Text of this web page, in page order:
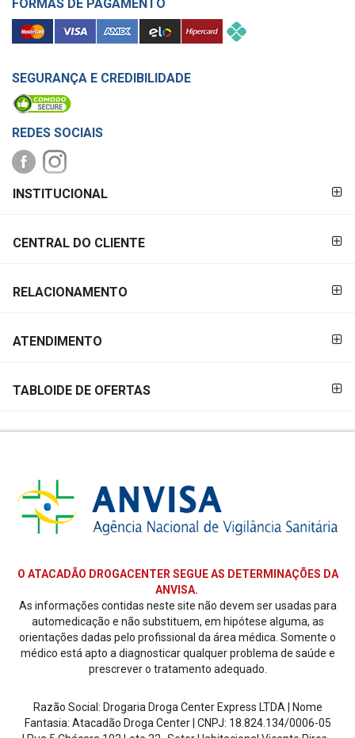
FORMAS DE PAGAMENTO
SEGURANÇA E CREDIBILIDADE
REDES SOCIAIS
PAGAMENTO
INSTITUCIONAL
CENTRAL DO CLIENTE
RELACIONAMENTO
ATENDIMENTO
TABLOIDE DE OFERTAS
O ATACADÃO DROGACENTER SEGUE AS DETERMINAÇÕES DA
ANVISA.
As informações contidas neste site não devem ser usadas para
automedicação e não substituem, em hipótese alguma, as
orientações dadas pelo profissional da área médica. Somente o
médico está apto a diagnosticar qualquer problema de saúde e
prescrever o tratamento adequado.
Razão Social: Drogaria Droga Center Express LTDA | Nome
Fantasia: Atacadão Droga Center | CNPJ: 18.824.134/0006-05